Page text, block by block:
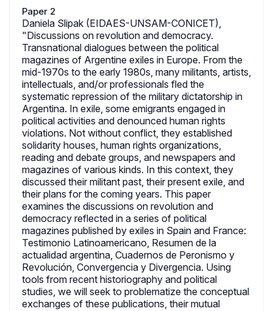
Paper 2
Daniela Slipak (EIDAES-UNSAM-CONICET),
"Discussions on revolution and democracy.
Transnational dialogues between the political
magazines of Argentine exiles in Europe. From the
mid-1970s to the early 1980s, many militants, artists,
intellectuals, and/or professionals fled the
systematic repression of the military dictatorship in
Argentina. In exile, some emigrants engaged in
political activities and denounced human rights
violations. Not without conflict, they established
solidarity houses, human rights organizations,
reading and debate groups, and newspapers and
magazines of various kinds. In this context, they
discussed their militant past, their present exile, and
their plans for the coming years. This paper
examines the discussions on revolution and
democracy reflected in a series of political
magazines published by exiles in Spain and France:
Testimonio Latinoamericano, Resumen de la
actualidad argentina, Cuadernos de Peronismo y
Revolución, Convergencia y Divergencia. Using
tools from recent historiography and political
studies, we will seek to problematize the conceptual
exchanges of these publications, their mutual